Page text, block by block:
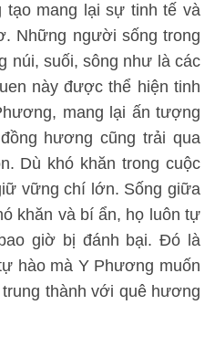
tạo mang lại sự tinh tế và
Những người sống trong
núi, suối, sông như là các
này được thể hiện tinh
mang lại ấn tượng
hương cũng trải qua
Dù khó khăn trong cuộc
vững chí lớn. Sống giữa
khăn và bí ẩn, họ luôn tự
giờ bị đánh bại. Đó là
hào mà Y Phương muốn
thành với quê hương